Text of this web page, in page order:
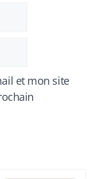
et mon site